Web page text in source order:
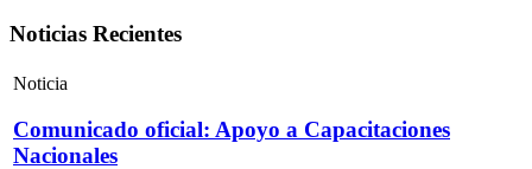
Noticias Recientes
Noticia
Comunicado oficial: Apoyo a Capacitaciones
Nacionales